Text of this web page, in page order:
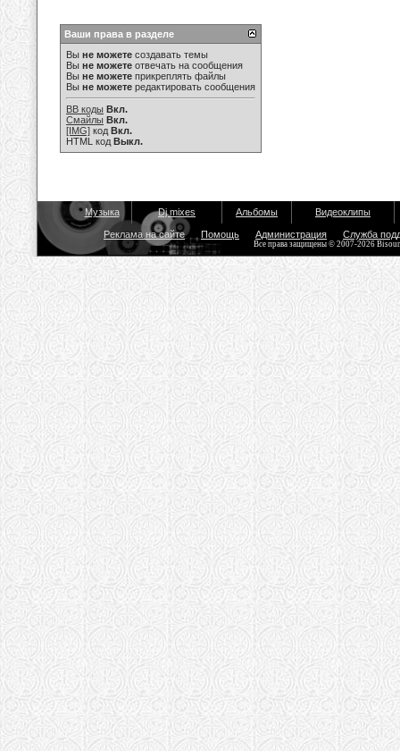
Ваши права в разделе
Вы не можете создавать темы
Вы не можете отвечать на сообщения
Вы не можете прикреплять файлы
Вы не можете редактировать сообщения
BB коды Вкл.
Смайлы Вкл.
[IMG] код Вкл.
HTML код Выкл.
Музыка Dj mixes Альбомы Видеоклипы
Реклама на сайте Помощь Администрация Служба
Все права защищены © 2007-2026